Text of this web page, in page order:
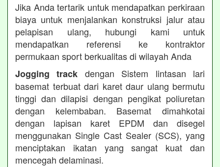
Jika Anda tertarik untuk mendapatkan perkiraan
biaya untuk menjalankan konstruksi jalur atau
pelapisan ulang, hubungi kami untuk
mendapatkan referensi ke kontraktor
permukaan sport berkualitas di wilayah Anda
Jogging track dengan Sistem lintasan lari
basemat terbuat dari karet daur ulang bermutu
tinggi dan dilapisi dengan pengikat poliuretan
dengan kelembaban. Basemat dimahkotai
dengan lapisan karet EPDM dan disegel
menggunakan Single Cast Sealer (SCS), yang
menciptakan ikatan yang sangat kuat dan
mencegah delaminasi.